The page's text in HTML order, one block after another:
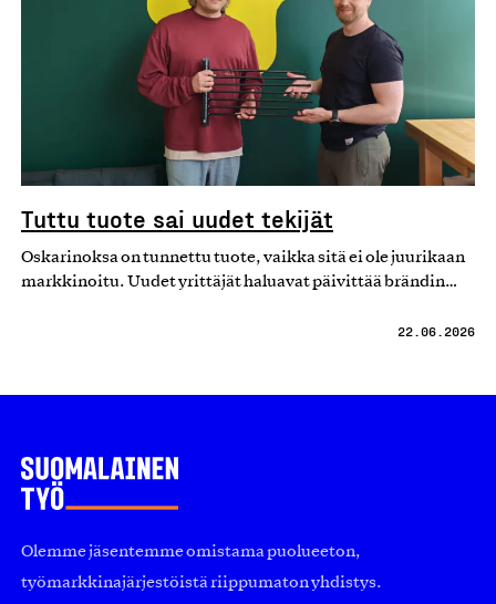
Tuttu tuote sai uudet tekijät
Oskarinoksa on tunnettu tuote, vaikka sitä ei ole juurikaan
markkinoitu. Uudet yrittäjät haluavat päivittää brändin…
22.06.2026
Olemme jäsentemme omistama puolueeton,
työmarkkinajärjestöistä riippumaton yhdistys.